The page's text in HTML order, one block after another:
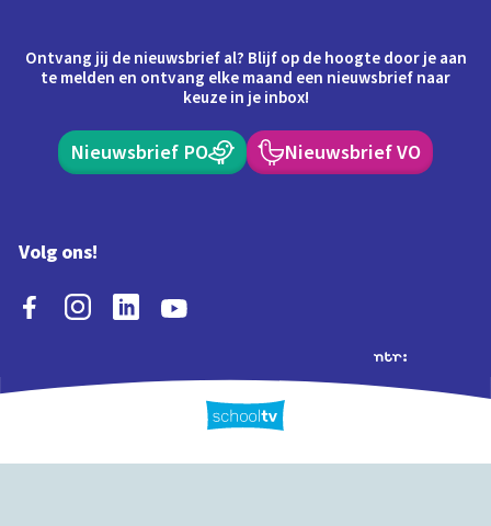
Ontvang jij de nieuwsbrief al? Blijf op de hoogte door je aan
te melden en ontvang elke maand een nieuwsbrief naar
keuze in je inbox!
Nieuwsbrief PO Nieuwsbrief VO
Volg ons!